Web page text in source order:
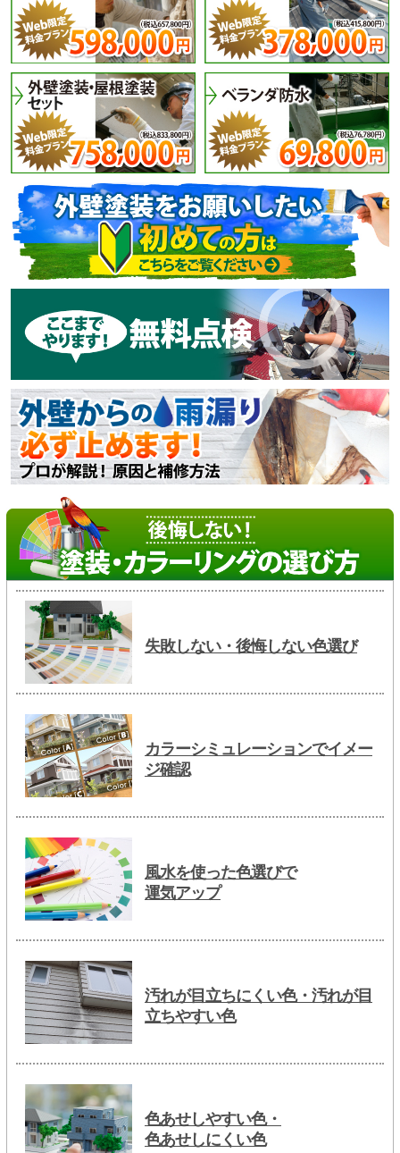
失敗しない・後悔しない色選び
カラーシミュレーションでイメー
ジ確認
風水を使った色選びで
運気アップ
汚れが目立ちにくい色・汚れが目
立ちやすい色
色あせしやすい色・
色あせしにくい色